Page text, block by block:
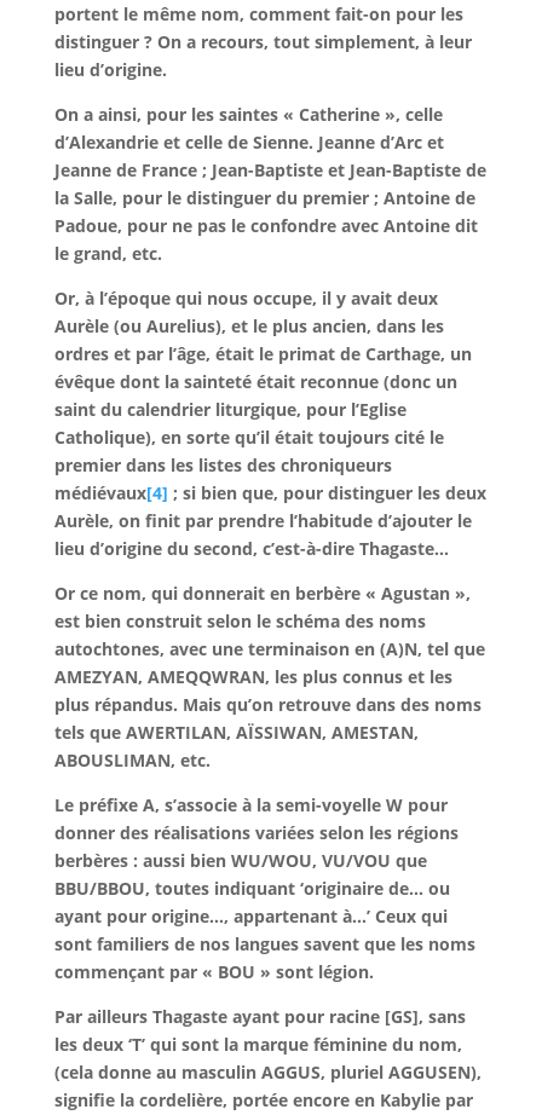
portent le même nom, comment fait-on pour les
distinguer ? On a recours, tout simplement, à leur
lieu d’origine.
On a ainsi, pour les saintes « Catherine », celle
d’Alexandrie et celle de Sienne. Jeanne d’Arc et
Jeanne de France ; Jean-Baptiste et Jean-Baptiste de
la Salle, pour le distinguer du premier ; Antoine de
Padoue, pour ne pas le confondre avec Antoine dit
le grand, etc.
Or, à l’époque qui nous occupe, il y avait deux
Aurèle (ou Aurelius), et le plus ancien, dans les
ordres et par l’âge, était le primat de Carthage, un
évêque dont la sainteté était reconnue (donc un
saint du calendrier liturgique, pour l’Eglise
Catholique), en sorte qu’il était toujours cité le
premier dans les listes des chroniqueurs
médiévaux[4] ; si bien que, pour distinguer les deux
Aurèle, on finit par prendre l’habitude d’ajouter le
lieu d’origine du second, c’est-à-dire Thagaste…
Or ce nom, qui donnerait en berbère « Agustan »,
est bien construit selon le schéma des noms
autochtones, avec une terminaison en (A)N, tel que
AMEZYAN, AMEQQWRAN, les plus connus et les
plus répandus. Mais qu’on retrouve dans des noms
tels que AWERTILAN, AÏSSIWAN, AMESTAN,
ABOUSLIMAN, etc.
Le préfixe A, s’associe à la semi-voyelle W pour
donner des réalisations variées selon les régions
berbères : aussi bien WU/WOU, VU/VOU que
BBU/BBOU, toutes indiquant ‘originaire de… ou
ayant pour origine…, appartenant à…’ Ceux qui
sont familiers de nos langues savent que les noms
commençant par « BOU » sont légion.
Par ailleurs Thagaste ayant pour racine [GS], sans
les deux ‘T’ qui sont la marque féminine du nom,
(cela donne au masculin AGGUS, pluriel AGGUSEN),
signifie la cordelière, portée encore en Kabylie par